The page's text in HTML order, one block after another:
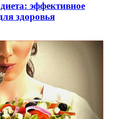
эффективное
здоровья